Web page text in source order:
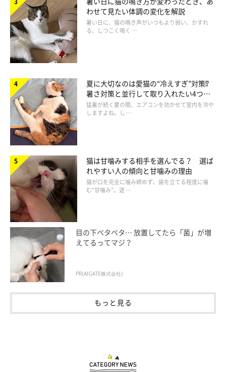
また、小学生から年配の方までどの世代にもわかりやすい大きな
文字で、各部屋の解説が入り口や室内に貼られており、じっくり
見学できる工夫も。現在は、新しいセンターを知ってもらうた
め、”バックヤードツアー”を実施し、職員が各部屋の役割や展示
わせて見たい体調の変化を解説
暑い日に、猫の鳴き声がいつもより弱い、かすれ
る、しつこく鳴く …
夏に大切なのは愛猫の“冷えすぎ”対策⁉
暑さ対策と並行して取り入れたい4つの
工夫
猛暑が続く夏の間、エアコンを効かせて室内を冷や
しますよね。し …
猫は甘噛みする相手を選んでる？ 選ば
れやすい人の傾向と甘噛みの理由
猫が口を完全に噛み締めず、歯を立てる程度に噛
む“甘噛み”。遊 …
目の下ベタベタ… 放置してたら「菌」が増
えてるってマジ？
PR(AIGATE株式会社)
もっと見る